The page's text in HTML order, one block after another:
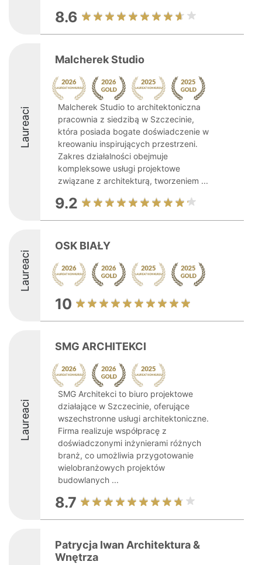
8.6
Laureaci
Malcherek Studio
Malcherek Studio to architektoniczna
pracownia z siedzibą w Szczecinie,
która posiada bogate doświadczenie w
kreowaniu inspirujących przestrzeni.
Zakres działalności obejmuje
kompleksowe usługi projektowe
związane z architekturą, tworzeniem ...
9.2
Laureaci
OSK BIAŁY
10
Laureaci
SMG ARCHITEKCI
SMG Architekci to biuro projektowe
działające w Szczecinie, oferujące
wszechstronne usługi architektoniczne.
Firma realizuje współpracę z
doświadczonymi inżynierami różnych
branż, co umożliwia przygotowanie
wielobranżowych projektów
budowlanych ...
8.7
Patrycja Iwan Architektura &
Wnętrza